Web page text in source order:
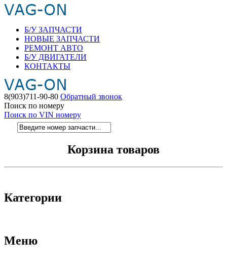
Б/У ЗАПЧАСТИ
НОВЫЕ ЗАПЧАСТИ
РЕМОНТ АВТО
Б/У ДВИГАТЕЛИ
КОНТАКТЫ
8(903)711-90-80 Обратный звонок
Поиск по номеру
Поиск по VIN номеру
Корзина товаров
Категории
Меню